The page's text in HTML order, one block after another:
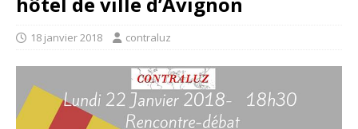
18 janvier 2018 contraluz